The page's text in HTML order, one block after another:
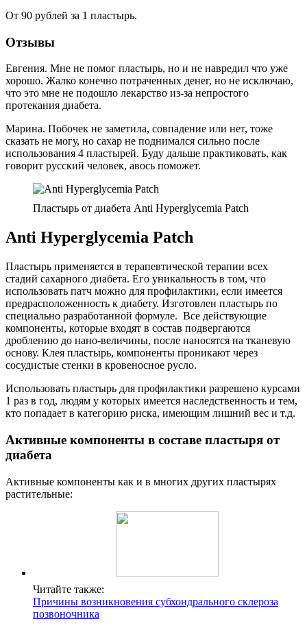
От 90 рублей за 1 пластырь.
Отзывы
Евгения. Мне не помог пластырь, но и не навредил что уже
хорошо. Жалко конечно потраченных денег, но не исключаю,
что это мне не подошло лекарство из-за непростого
протекания диабета.
Марина. Побочек не заметила, совпадение или нет, тоже
сказать не могу, но сахар не поднимался сильно после
использования 4 пластырей. Буду дальше практиковать, как
говорит русский человек, авось поможет.
Пластырь от диабета Anti Hyperglycemia Patch
Anti Hyperglycemia Patch
Пластырь применяется в терапевтической терапии всех
стадий сахарного диабета. Его уникальность в том, что
использовать патч можно для профилактики, если имеется
предрасположенность к диабету. Изготовлен пластырь по
специально разработанной формуле. Все действующие
компоненты, которые входят в состав подвергаются
дроблению до нано-величины, после наносятся на тканевую
основу. Клея пластырь, компоненты проникают через
сосудистые стенки в кровеносное русло.
Использовать пластырь для профилактики разрешено курсами
1 раз в год, людям у которых имеется наследственность и тем,
кто попадает в категорию риска, имеющим лишний вес и т.д.
Активные компоненты в составе пластыря от
диабета
Активные компоненты как и в многих других пластырях
растительные:
Читайте также:
Причины возникновения субхондрального склероза
позвоночника